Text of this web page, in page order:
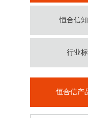
恒合信
行业
恒合信产